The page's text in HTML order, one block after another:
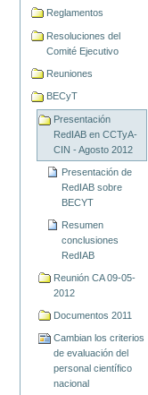
Reglamentos
Resoluciones del
Comité Ejecutivo
Reuniones
BECyT
Presentación
RedIAB en CCTyA-
CIN - Agosto 2012
Presentación de
RedIAB sobre
BECYT
Resumen
conclusiones
RedIAB
Reunión CA 09-05-
2012
Documentos 2011
Cambian los criterios
de evaluación del
personal científico
nacional